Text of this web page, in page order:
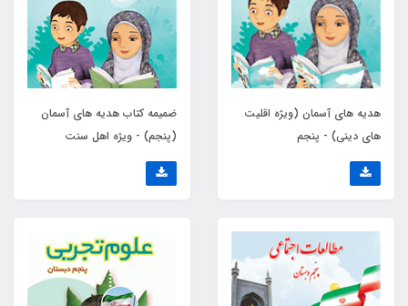
هدیه های آسمان (ویژه اقلیت
های دینی) - پنجم
ضمیمه کتاب هدیه های آسمان
(پنجم) - ویژه اهل سنت